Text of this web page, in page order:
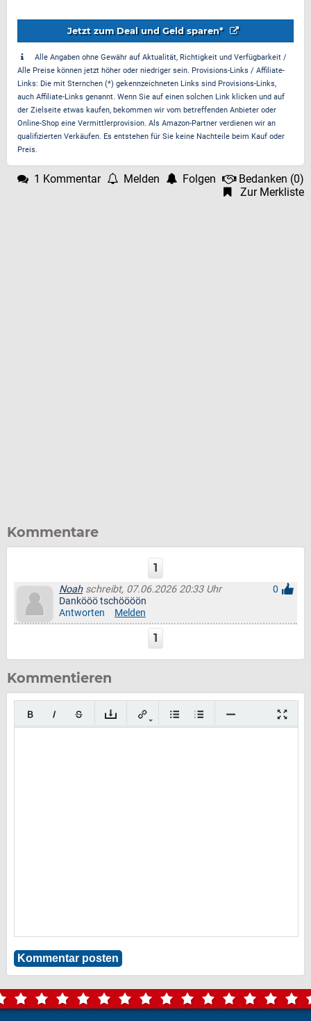
Jetzt zum Deal und Geld sparen*
Alle Angaben ohne Gewähr auf Aktualität, Richtigkeit und Verfügbarkeit /
Alle Preise können jetzt höher oder niedriger sein. Provisions-Links / Affiliate-
Links: Die mit Sternchen (*) gekennzeichneten Links sind Provisions-Links,
auch Affiliate-Links genannt. Wenn Sie auf einen solchen Link klicken und auf
der Zielseite etwas kaufen, bekommen wir vom betreffenden Anbieter oder
Online-Shop eine Vermittlerprovision. Als Amazon-Partner verdienen wir an
qualifizierten Verkäufen. Es entstehen für Sie keine Nachteile beim Kauf oder
Preis.
1 Kommentar Melden Folgen Bedanken (0)
Zur Merkliste
Kommentare
1
Noahschreibt, 07.06.2026 20:33 Uhr
0
Dankööö tschöööön
Antworten
Melden
1
Kommentieren